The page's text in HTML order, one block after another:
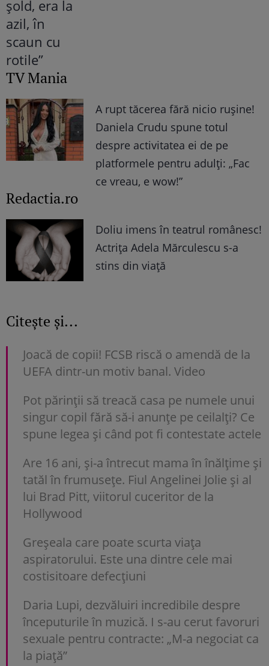
TV Mania
A rupt tăcerea fără nicio rușine!
Daniela Crudu spune totul
despre activitatea ei de pe
platformele pentru adulți: „Fac
ce vreau, e wow!”
Redactia.ro
Doliu imens în teatrul românesc!
Actrița Adela Mărculescu s-a
stins din viață
Citește și...
Joacă de copii! FCSB riscă o amendă de la
UEFA dintr-un motiv banal. Video
Pot părinții să treacă casa pe numele unui
singur copil fără să-i anunțe pe ceilalți? Ce
spune legea și când pot fi contestate actele
Are 16 ani, și-a întrecut mama în înălțime și
tatăl în frumusețe. Fiul Angelinei Jolie și al
lui Brad Pitt, viitorul cuceritor de la
Hollywood
Greșeala care poate scurta viața
aspiratorului. Este una dintre cele mai
costisitoare defecțiuni
Daria Lupi, dezvăluiri incredibile despre
începuturile în muzică. I s-au cerut favoruri
sexuale pentru contracte: „M-a negociat ca
la piață”